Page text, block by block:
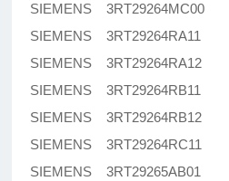
SIEMENS 3RT29264MC00
SIEMENS 3RT29264RA11
SIEMENS 3RT29264RA12
SIEMENS 3RT29264RB11
SIEMENS 3RT29264RB12
SIEMENS 3RT29264RC11
SIEMENS 3RT29265AB01